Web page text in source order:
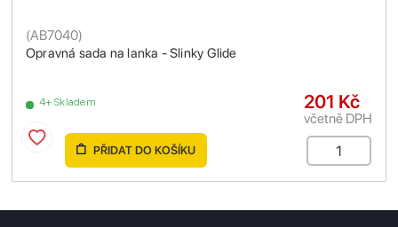
Opravná sada na lanka - Slinky Glide
(AB7040)
4+ Skladem 201 Kč
včetně DPH
PŘIDAT DO KOŠÍKU